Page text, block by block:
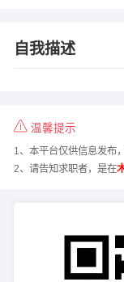
自我描述
温馨提示
1、本平台仅供信息发布
2、请告知求职者，是在